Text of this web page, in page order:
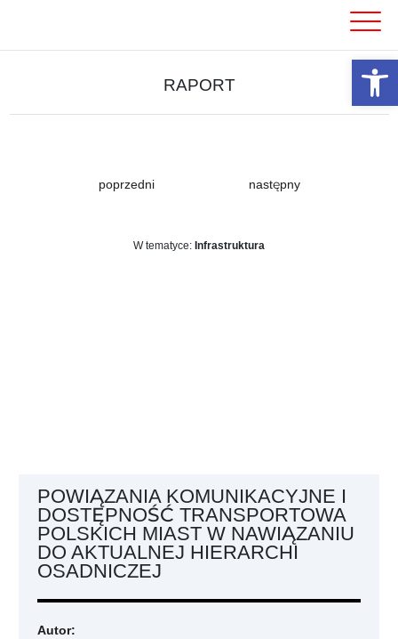
RAPORT
poprzedni następny
W tematyce: Infrastruktura
POWIĄZANIA KOMUNIKACYJNE I
DOSTĘPNOŚĆ TRANSPORTOWA
POLSKICH MIAST W NAWIĄZANIU
DO AKTUALNEJ HIERARCHI
OSADNICZEJ
Autor: